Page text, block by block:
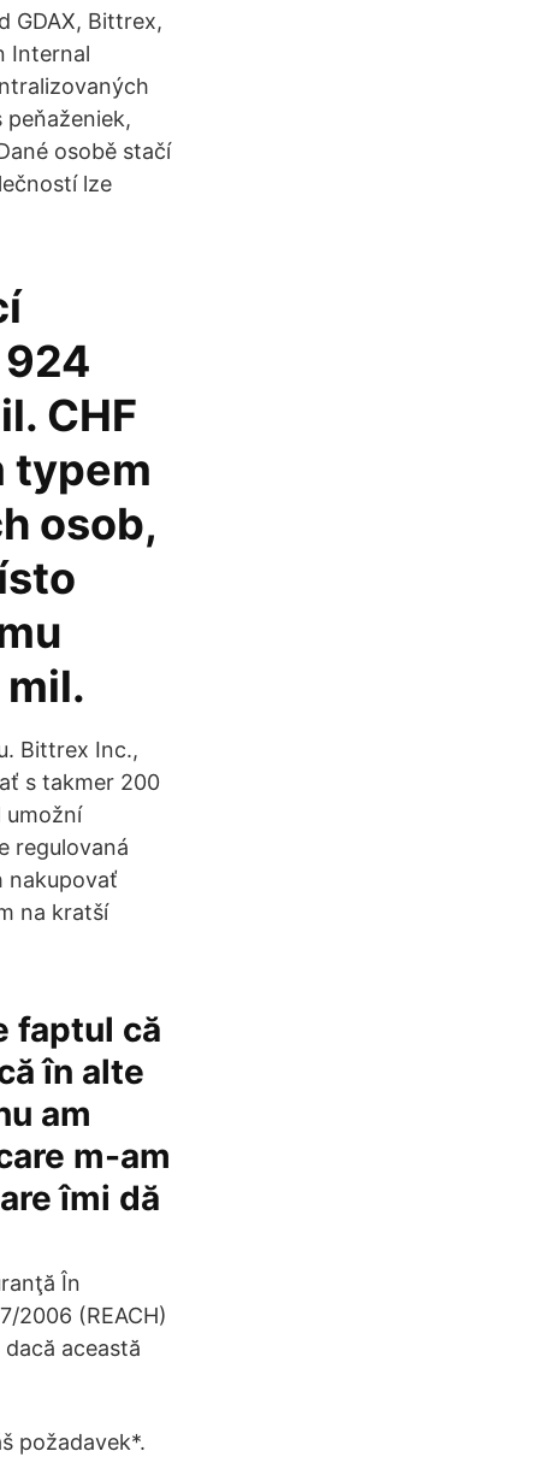
GDAX, Bittrex,
Internal
peňaženiek,
osobě stačí
lze
CHF
typem
osob,
Bittrex Inc.,
s takmer 200
umožní
regulovaná
nakupovať
na kratší
faptul că
în alte
am
m-am
îmi dă
În
2006 (REACH)
această
požadavek*.